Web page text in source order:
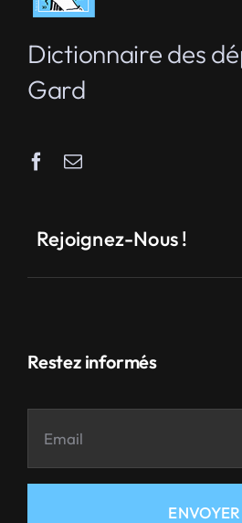
Dictionnaire des
Gard
Rejoignez-Nous !
Restez informés
ENVOYER